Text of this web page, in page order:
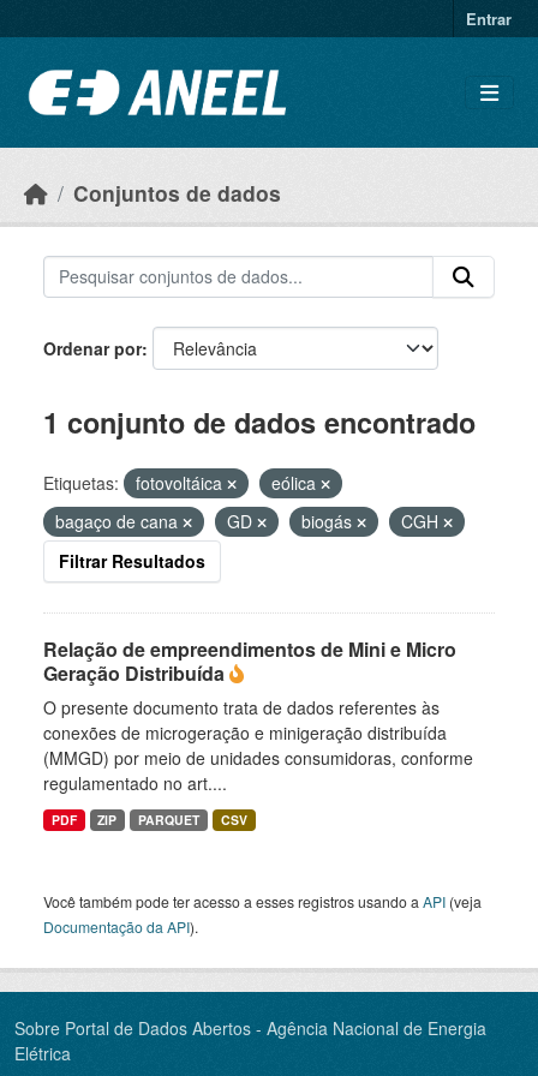
Entrar
Conjuntos de dados
Ordenar por
1 conjunto de dados encontrado
Etiquetas: fotovoltáica
eólica
bagaço de cana
GD biogás
CGH
Filtrar Resultados
Relação de empreendimentos de Mini e Micro
Geração Distribuída
O presente documento trata de dados referentes às
conexões de microgeração e minigeração distribuída
(MMGD) por meio de unidades consumidoras, conforme
regulamentado no art....
PDF ZIP PARQUET CSV
Você também pode ter acesso a esses registros usando a API (veja
Documentação da API).
Sobre Portal de Dados Abertos - Agência Nacional de Energia
Elétrica